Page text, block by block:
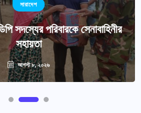
সারাদেশ
সদস্যের পরিবারকে সেনাবাহিনীর
সহায়তা
আগস্ট ৮, ২০২৬